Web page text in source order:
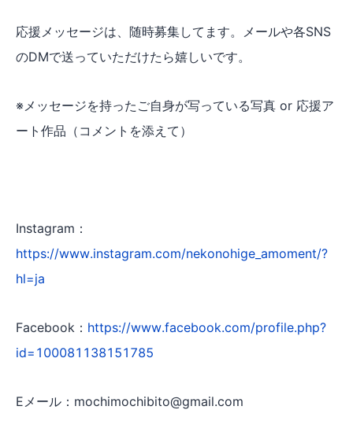
応援メッセージは、随時募集してます。メールや各SNS
のDMで送っていただけたら嬉しいです。
※メッセージを持ったご自身が写っている写真 or 応援ア
ート作品（コメントを添えて）
Instagram：
https://www.instagram.com/nekonohige_amoment/?
hl=ja
Facebook： https://www.facebook.com/profile.php?
id=100081138151785
Eメール：mochimochibito@gmail.com